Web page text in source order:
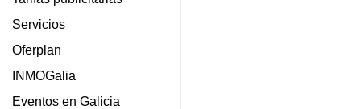
Servicios
Oferplan
INMOGalia
Eventos en Galicia